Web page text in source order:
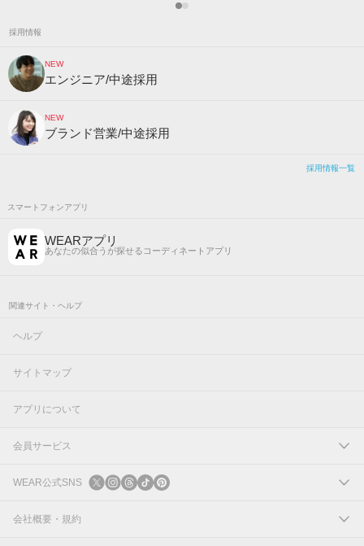
採用情報
NEW
エンジニア/中途採用
NEW
ブランド営業/中途採用
採用情報一覧
スマートフォンアプリ
WEARアプリ
あなたの似合うが探せるコーディネートアプリ
関連サイト・ヘルプ
ヘルプ
サイトマップ
アプリについて
会員サービス
ログイン
新規会員登録
WEAR公式SNS
X
会社概要・規約